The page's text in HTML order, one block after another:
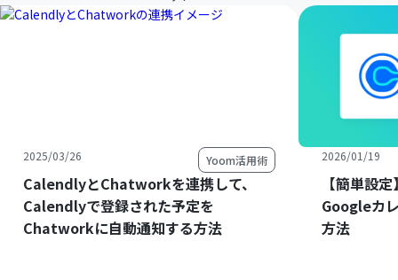
2025/03/26 Yoom活用術
CalendlyとChatworkを連携して、
Calendlyで登録された予定を
Chatworkに自動通知する方法
2026/01/19
【簡単設
Googleカ
方法